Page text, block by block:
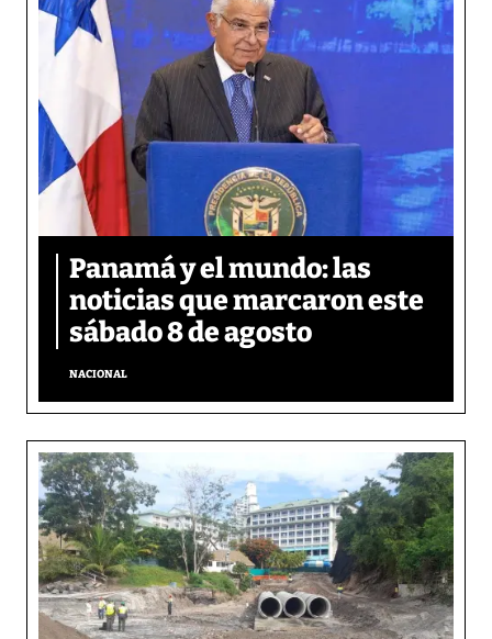
Panamá y el mundo: las
noticias que marcaron este
sábado 8 de agosto
NACIONAL